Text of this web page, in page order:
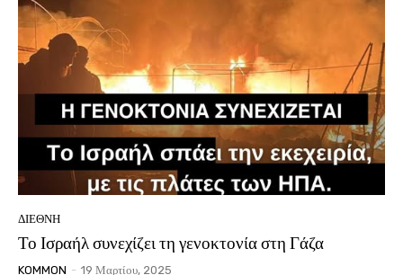
ΔΙΕΘΝΗ
Το Ισραήλ συνεχίζει τη γενοκτονία στη Γάζα
KOMMON - 19 Μαρτίου, 2025